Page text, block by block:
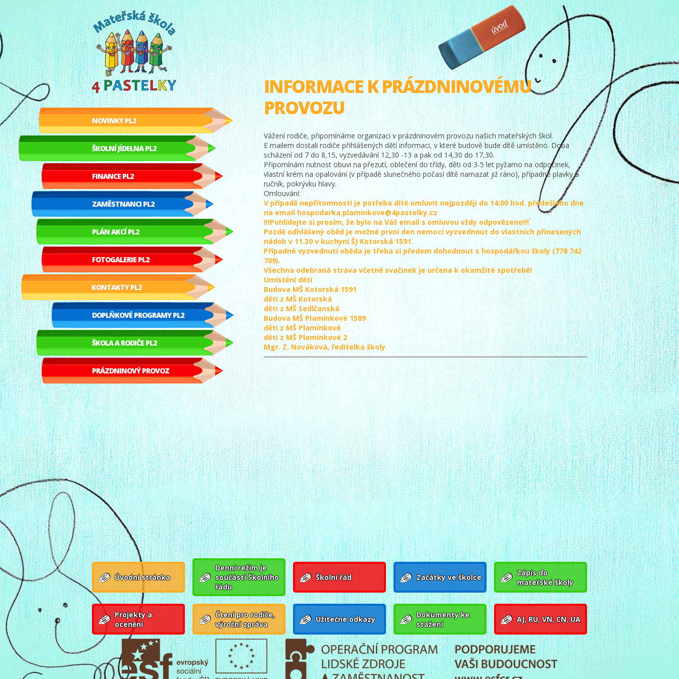
NOVINKY PL2
ŠKOLNÍ JÍDELNA PL2
FINANCE PL2
ZAMĚSTNANCI PL2
PLÁN AKCÍ PL2
FOTOGALERIE PL2
KONTAKTY PL2
DOPLŇKOVÉ PROGRAMY PL2
ŠKOLA A RODIČE PL2
PRÁZDNINOVÝ PROVOZ
INFORMACE K PRÁZDNINOVÉMU
PROVOZU
Vážení rodiče, připomínáme organizaci v prázdninovém provozu našich mateřských škol.
E mailem dostali rodiče přihlášených dětí informaci, v které budově bude dítě umístěno. Doba
scházení od 7 do 8,15, vyzvedávání 12,30 -13 a pak od 14,30 do 17,30.
Připomínám nutnost obuvi na přezutí, oblečení do třídy, děti od 3-5 let pyžamo na odpočinek,
vlastní krém na opalování (v případě slunečného počasí dítě namazat již ráno), případně plavky a
ručník, pokrývku hlavy.
Omlouvání:
V případě nepřítomnosti je potřeba dítě omluvit nejpozději do 14:00 hod. předešlého dne
na email hospodarka.plaminkove@4pastelky.cz
!!!Pohlídejte si prosím, že bylo na Váš email s omluvou vždy odpovězeno!!!
Pozdě odhlášený oběd je možné první den nemoci vyzvednout do vlastních přinesených
nádob v 11.30 v kuchyni ŠJ Kotorská 1591.
Případné vyzvednutí oběda je třeba si předem dohodnout s hospodářkou školy (778 742
709).
Všechna odebraná strava včetně svačinek je určena k okamžité spotřebě!
Umístění dětí
Budova MŠ Kotorská 1591
děti z MŠ Kotorská
děti z MŠ Sedlčanská
Budova MŠ Plamínkové 1589
děti z MŠ Plamínkové
děti z MŠ Plamínkové 2
Mgr. Z. Nováková, ředitelka školy
Úvodní stránka
Denní režim je
součástí Školního
řádu
Školní řád Začátky ve školce
Zápis do
mateřské školy
Projekty a
ocenění
Čtení pro rodiče,
výroční zpráva
Užitečné odkazy
Dokumenty ke
stažení
AJ, RU, VN, CN, UA